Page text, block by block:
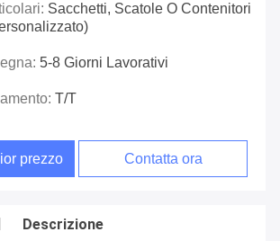
Sacchetti, Scatole O Contenitori
5-8 Giorni Lavorativi
T/T
prezzo Contatta ora
Descrizione